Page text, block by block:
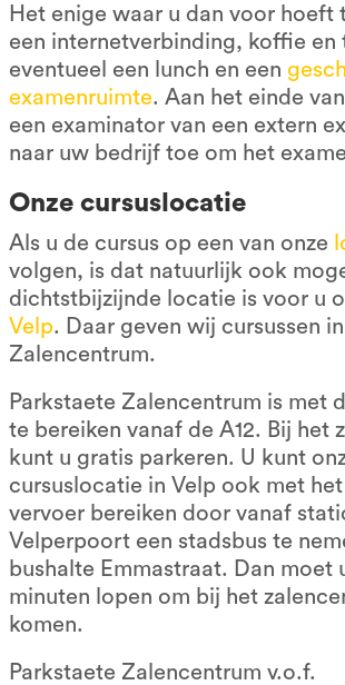
Het enige waar u dan voor hoeft
een internetverbinding, koffie en
eventueel een lunch en een
examenruimte. Aan het einde
een examinator van een extern
naar uw bedrijf toe om het
Onze cursuslocatie
Als u de cursus op een van onze
volgen, is dat natuurlijk ook
dichtstbijzijnde locatie is voor u
Velp. Daar geven wij cursussen
Zalencentrum.
Parkstaete Zalencentrum is met
te bereiken vanaf de A12. Bij het
kunt u gratis parkeren. U kunt
cursuslocatie in Velp ook met
vervoer bereiken door vanaf
Velperpoort een stadsbus te
bushalte Emmastraat. Dan moet
minuten lopen om bij het
komen.
Parkstaete Zalencentrum v.o.f.